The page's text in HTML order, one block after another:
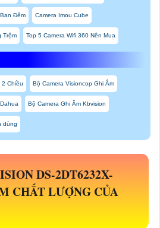
Đêm Camera Imou Cube
Trộm Top 5 Camera Wifi 360 Nên Mua
2 Chiều Bộ Camera Visioncop Ghi Âm
Bộ Camera Ghi Âm Kbvision
dùng
DS-2DT6232X-
CHẤT LƯỢNG CỦA